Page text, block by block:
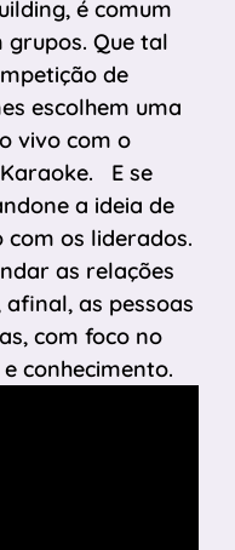
é comum
Que tal
de
escolhem uma
vivo com o
E se
a ideia de
os liderados.
as relações
as pessoas
com foco no
conhecimento.